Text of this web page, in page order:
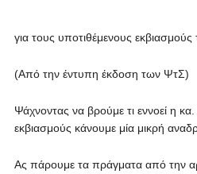
για τους υποτιθέμενους εκβιασμούς
(Από την έντυπη έκδοση των ΨτΣ)
Ψάχνοντας να βρούμε τι εννοεί η κα.
εκβιασμούς κάνουμε μία μικρή
Ας πάρουμε τα πράγματα από την